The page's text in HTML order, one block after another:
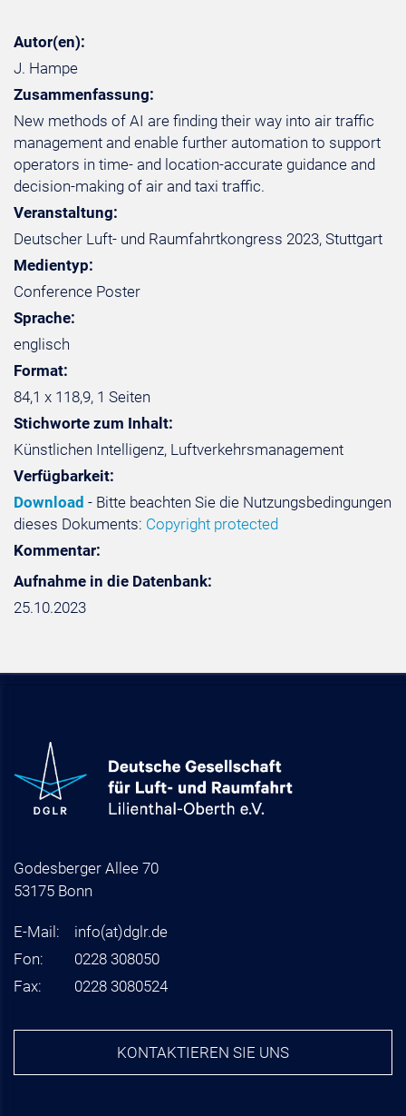
Autor(en):
J. Hampe
Zusammenfassung:
New methods of AI are finding their way into air traffic
management and enable further automation to support
operators in time- and location-accurate guidance and
decision-making of air and taxi traffic.
Veranstaltung:
Deutscher Luft- und Raumfahrtkongress 2023, Stuttgart
Medientyp:
Conference Poster
Sprache:
englisch
Format:
84,1 x 118,9, 1 Seiten
Stichworte zum Inhalt:
Künstlichen Intelligenz, Luftverkehrsmanagement
Verfügbarkeit:
Download - Bitte beachten Sie die Nutzungsbedingungen
dieses Dokuments: Copyright protected
Kommentar:
Aufnahme in die Datenbank:
25.10.2023
Godesberger Allee 70
53175 Bonn
E-Mail: info(at)dglr.de
Fon:
0228 308050
Fax:
0228 3080524
KONTAKTIEREN SIE UNS